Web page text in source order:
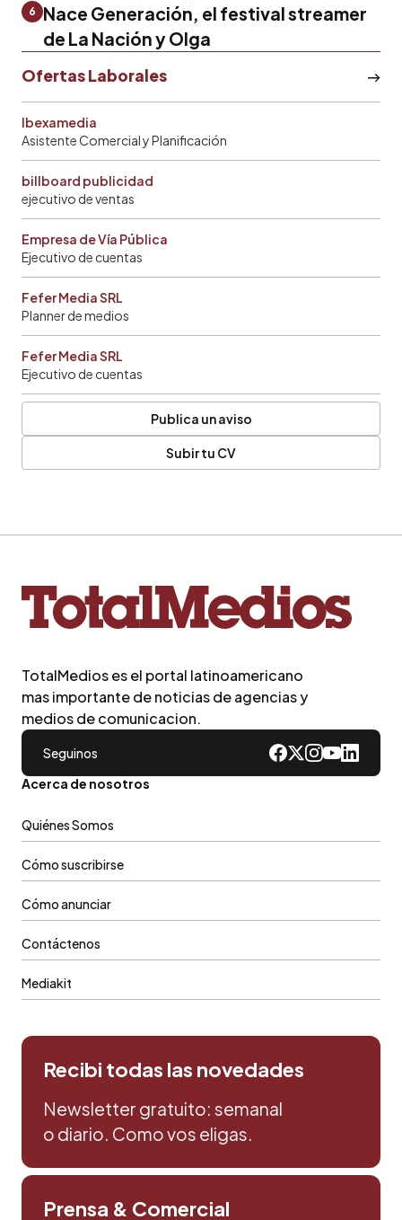
6
Nace Generación, el festival streamer
de La Nación y Olga
Ofertas Laborales
Ibexamedia
Asistente Comercial y Planificación
billboard publicidad
ejecutivo de ventas
Empresa de Vía Pública
Ejecutivo de cuentas
Fefer Media SRL
Planner de medios
Fefer Media SRL
Ejecutivo de cuentas
Publica un aviso
Subir tu CV
TotalMedios es el portal latinoamericano
mas importante de noticias de agencias y
medios de comunicacion.
Seguinos
Acerca de nosotros
Quiénes Somos
Cómo suscribirse
Cómo anunciar
Contáctenos
Mediakit
Recibi todas las novedades
Newsletter gratuito: semanal
o diario. Como vos eligas.
Prensa & Comercial